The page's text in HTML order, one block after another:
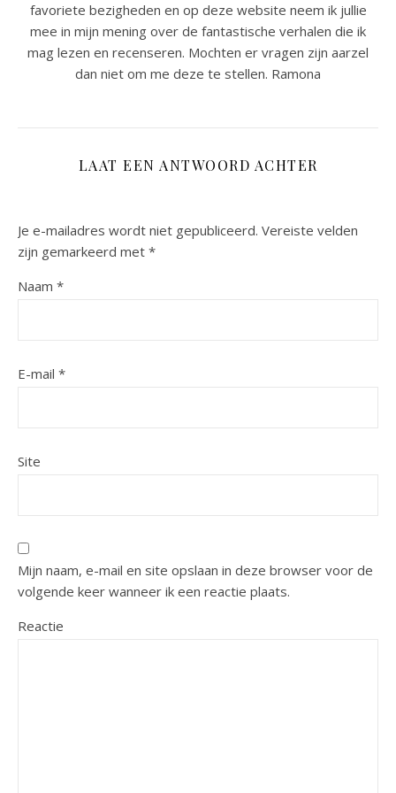
favoriete bezigheden en op deze website neem ik jullie
mee in mijn mening over de fantastische verhalen die ik
mag lezen en recenseren. Mochten er vragen zijn aarzel
dan niet om me deze te stellen. Ramona
LAAT EEN ANTWOORD ACHTER
Je e-mailadres wordt niet gepubliceerd. Vereiste velden
zijn gemarkeerd met *
Naam *
E-mail *
Site
Mijn naam, e-mail en site opslaan in deze browser voor de
volgende keer wanneer ik een reactie plaats.
Reactie